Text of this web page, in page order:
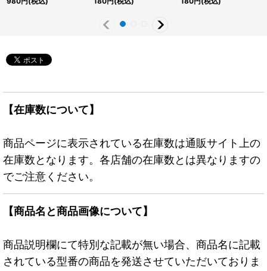
《モンスター》
【在庫数について】
商品ページに表示されている在庫数は通販サイト上の
在庫数となります。各店舗の在庫数とは異なりますの
でご注意ください。
【商品名と商品画像について】
商品説明欄にて特別な記載が無い場合、商品名に記載
されている型番の商品を発送させていただいておりま